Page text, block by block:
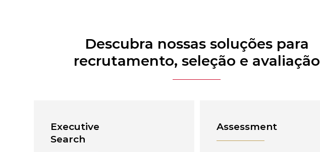
Descubra nossas soluções para
recrutamento, seleção e avaliação
Executive
Search
Assessment